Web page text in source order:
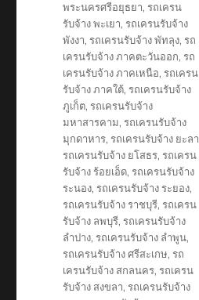
พระนครศรีอยุธยา,รถเครน
รับจ้าง พะเยา,รถเครนรับจ้าง
พังงา,รถเครนรับจ้าง พัทลุง,รถ
เครนรับจ้าง ภาคตะวันออก,รถ
เครนรับจ้าง ภาคเหนือ,รถเครน
รับจ้าง ภาคใต้,รถเครนรับจ้าง
ภูเก็ต,รถเครนรับจ้าง
มหาสารคาม,รถเครนรับจ้าง
มุกดาหาร,รถเครนรับจ้าง ยะลา
รถเครนรับจ้าง ยโสธร,รถเครน
รับจ้าง ร้อยเอ็ด,รถเครนรับจ้าง
ระนอง,รถเครนรับจ้าง ระยอง,
รถเครนรับจ้าง ราชบุรี,รถเครน
รับจ้าง ลพบุรี,รถเครนรับจ้าง
ลำปาง,รถเครนรับจ้าง ลำพูน,
รถเครนรับจ้าง ศรีสะเกษ,รถ
เครนรับจ้าง สกลนคร,รถเครน
รับจ้าง สงขลา,รถเครนรับจ้าง